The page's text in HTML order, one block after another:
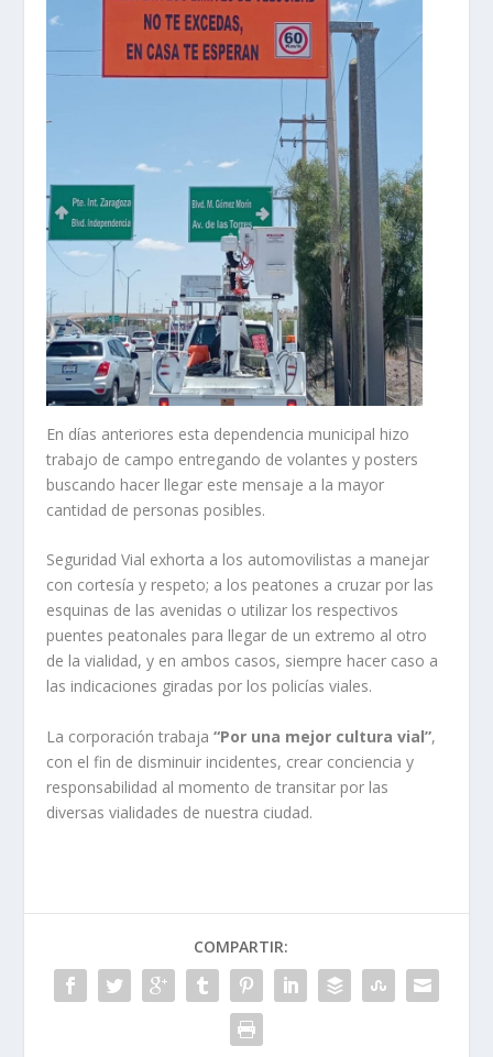
En días anteriores esta dependencia municipal hizo
trabajo de campo entregando de volantes y posters
buscando hacer llegar este mensaje a la mayor
cantidad de personas posibles.
Seguridad Vial exhorta a los automovilistas a manejar
con cortesía y respeto; a los peatones a cruzar por las
esquinas de las avenidas o utilizar los respectivos
puentes peatonales para llegar de un extremo al otro
de la vialidad, y en ambos casos, siempre hacer caso a
las indicaciones giradas por los policías viales.
La corporación trabaja“Por una mejor cultura vial”,
con el fin de disminuir incidentes, crear conciencia y
responsabilidad al momento de transitar por las
diversas vialidades de nuestra ciudad.
COMPARTIR: